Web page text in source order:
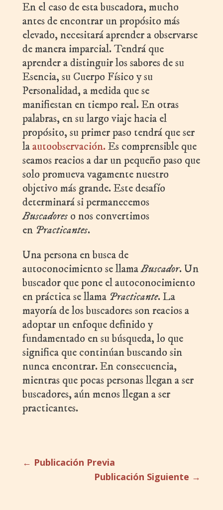
En el caso de esta buscadora, mucho
antes de encontrar un propósito más
elevado, necesitará aprender a observarse
de manera imparcial. Tendrá que
aprender a distinguir los sabores de su
Esencia, su Cuerpo Físico y su
Personalidad, a medida que se
manifiestan en tiempo real. En otras
palabras, en su largo viaje hacia el
propósito, su primer paso tendrá que ser
laautoobservación.Es comprensible que
seamos reacios a dar un pequeño paso que
solo promueva vagamente nuestro
objetivo más grande. Este desafío
determinará si permanecemos
Buscadoreso nos convertimos
en Practicantes.
Una persona en busca de
autoconocimiento se llamaBuscador. Un
buscador que pone el autoconocimiento
en práctica se llama Practicante. La
mayoría de los buscadores son reacios a
adoptar un enfoque definido y
fundamentado en su búsqueda, lo que
significa que continúan buscando sin
nunca encontrar. En consecuencia,
mientras que pocas personas llegan a ser
buscadores, aún menos llegan a ser
practicantes.
← Publicación Previa
Publicación Siguiente →